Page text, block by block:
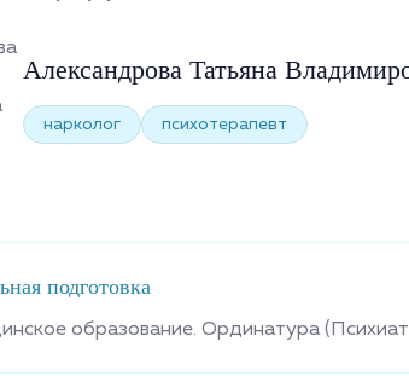
Александрова Татьяна
нарколог психотерапевт
подготовка
образование. Ординатура